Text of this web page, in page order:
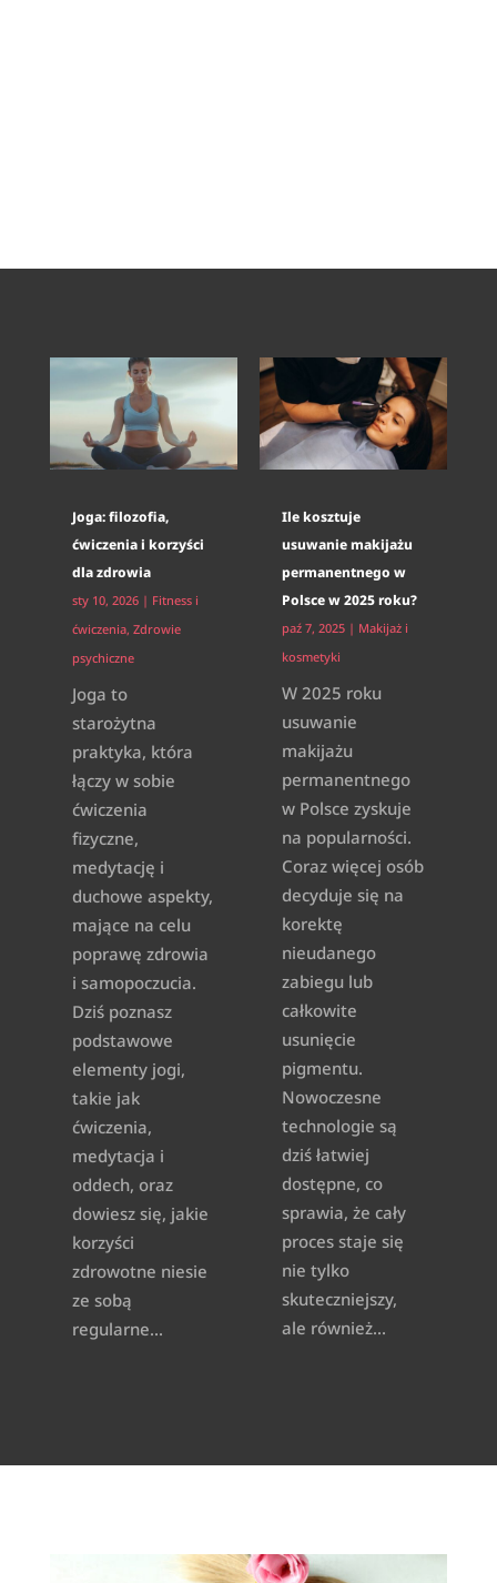
Joga: filozofia,
ćwiczenia i korzyści
dla zdrowia
sty 10, 2026| Fitness i
ćwiczenia, Zdrowie
psychiczne
Joga to
starożytna
praktyka, która
łączy w sobie
ćwiczenia
fizyczne,
medytację i
duchowe aspekty,
mające na celu
poprawę zdrowia
i samopoczucia.
Dziś poznasz
podstawowe
elementy jogi,
takie jak
ćwiczenia,
medytacja i
oddech, oraz
dowiesz się, jakie
korzyści
zdrowotne niesie
ze sobą
regularne...
Ile kosztuje
usuwanie makijażu
permanentnego w
Polsce w 2025 roku?
paź 7, 2025| Makijaż i
kosmetyki
W 2025 roku
usuwanie
makijażu
permanentnego
w Polsce zyskuje
na popularności.
Coraz więcej osób
decyduje się na
korektę
nieudanego
zabiegu lub
całkowite
usunięcie
pigmentu.
Nowoczesne
technologie są
dziś łatwiej
dostępne, co
sprawia, że cały
proces staje się
nie tylko
skuteczniejszy,
ale również...